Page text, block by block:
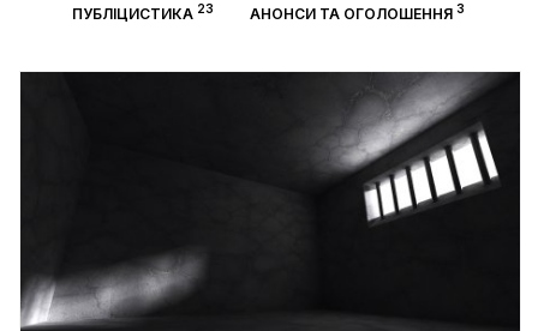
ПУБЛІЦИСТИКА 23 АНОНСИ ТА ОГОЛОШЕННЯ3